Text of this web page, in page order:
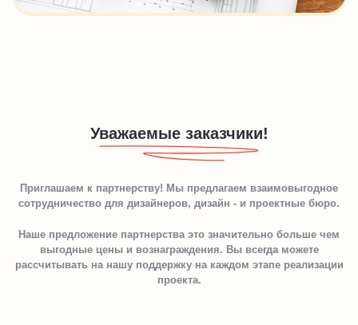
Уважаемые заказчики!
Приглашаем к партнерству! Мы предлагаем взаимовыгодное
сотрудничество для дизайнеров, дизайн - и проектные бюро.
Наше предложение партнерства это значительно больше чем
выгодные цены и вознаграждения. Вы всегда можете
рассчитывать на нашу поддержку на каждом этапе реализации
проекта.